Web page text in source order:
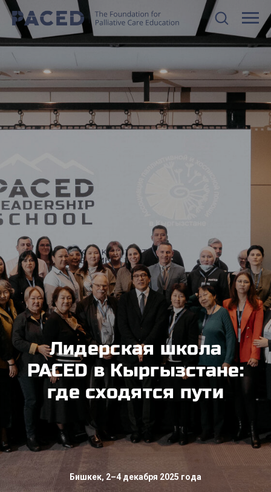
Лидерская школа
PACED в Кыргызстане:
где сходятся пути
Бишкек, 2–4 декабря 2025 года